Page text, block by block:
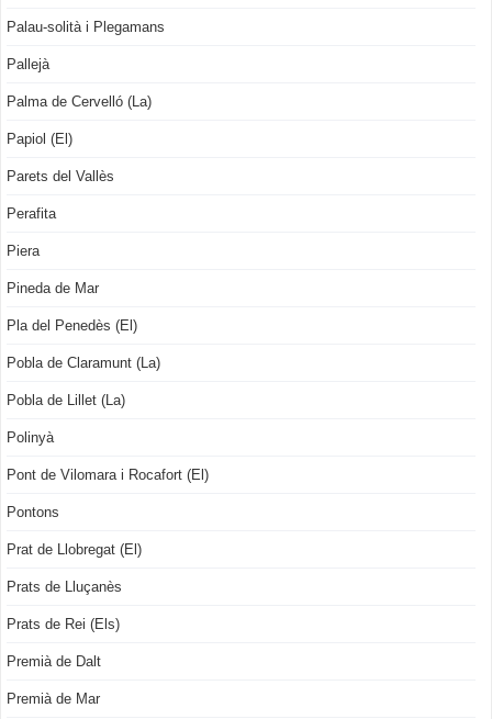
Palau-solità i Plegamans
Pallejà
Palma de Cervelló (La)
Papiol (El)
Parets del Vallès
Perafita
Piera
Pineda de Mar
Pla del Penedès (El)
Pobla de Claramunt (La)
Pobla de Lillet (La)
Polinyà
Pont de Vilomara i Rocafort (El)
Pontons
Prat de Llobregat (El)
Prats de Lluçanès
Prats de Rei (Els)
Premià de Dalt
Premià de Mar